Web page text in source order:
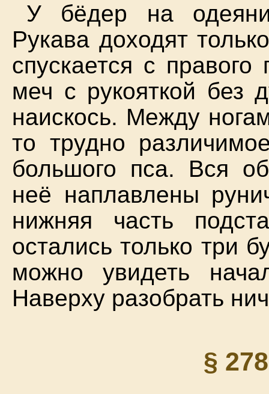
У бёдер на
Рукава доходят
спускается с
меч с рукояткой без
наискось. Между
то трудно
большого пса. Вся
неё наплавлены
нижняя часть
остались только три
можно увидеть
Наверху разобрать
§